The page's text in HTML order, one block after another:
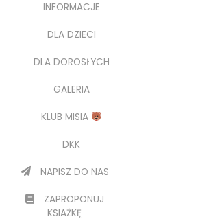
INFORMACJE
DLA DZIECI
DLA DOROSŁYCH
GALERIA
KLUB MISIA
DKK
NAPISZ DO NAS
ZAPROPONUJ
KSIAŻKĘ